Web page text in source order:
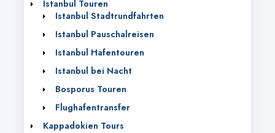
Istanbul Touren
Istanbul Stadtrundfahrten‎
Istanbul Pauschalreisen
Istanbul Hafentouren
Istanbul bei Nacht
Bosporus Touren
Flughafentransfer
Kappadokien Tours